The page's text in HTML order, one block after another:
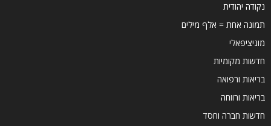
נקודה יהודית
תמונה אחת = אלף מילים
מוניציפאלי
חדשות מקומיות
בריאות ורפואה
בריאות ורווחה
חדשות חברה וחסד